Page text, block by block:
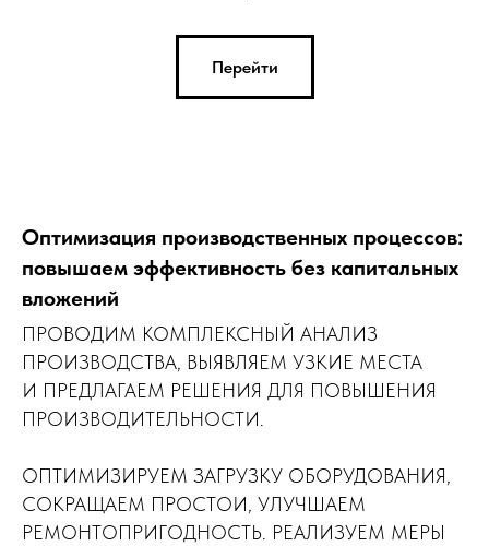
Перейти
Оптимизация производственных процессов:
повышаем эффективность без капитальных
вложений
ПРОВОДИМ КОМПЛЕКСНЫЙ АНАЛИЗ
ПРОИЗВОДСТВА, ВЫЯВЛЯЕМ УЗКИЕ МЕСТА
И ПРЕДЛАГАЕМ РЕШЕНИЯ ДЛЯ ПОВЫШЕНИЯ
ПРОИЗВОДИТЕЛЬНОСТИ.
ОПТИМИЗИРУЕМ ЗАГРУЗКУ ОБОРУДОВАНИЯ,
СОКРАЩАЕМ ПРОСТОИ, УЛУЧШАЕМ
РЕМОНТОПРИГОДНОСТЬ. РЕАЛИЗУЕМ МЕРЫ